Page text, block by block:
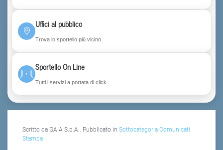
Uffici al pubblico
Trova lo sportello più vicino
Sportello On Line
Tutti i servizi a portata di click
Scritto da GAIA S.p.A.. Pubblicato in Sottocategoria Comunicati
Stampa